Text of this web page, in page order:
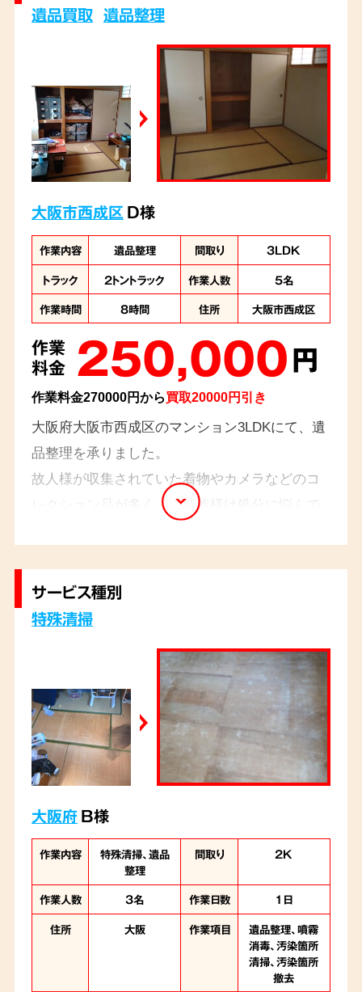
遺品買取 遺品整理
大阪市西成区D様
作業内容 遺品整理 間取り
3LDK
トラック
2トントラック 作業人数
5名
作業時間
8時間 住所 大阪市西成区
作業
料金 250,000円
作業料金270000円から買取20000円引き
大阪府大阪市西成区のマンション3LDKにて、遺
品整理を承りました。
故人様が収集されていた着物やカメラなどのコ
レクション品が多く、ご遺族様は処分に悩んで
ただきました。また、思い出が詰まった写真の
整理など、ご遺族様の想いに寄り添いながら作
業を進めました。
サービス種別
特殊清掃
大阪府B様
作業内容
特殊清掃、遺品
整理
間取り 2K
作業人数 3名 作業日数
1日
住所
大阪 作業項目
遺品整理、噴霧
消毒、汚染箇所
清掃、汚染箇所
撤去